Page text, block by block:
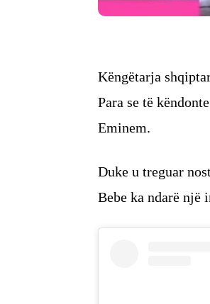
Këngëtarja
Para se të
Eminem.
Duke u treguar
Bebe ka ndarë një